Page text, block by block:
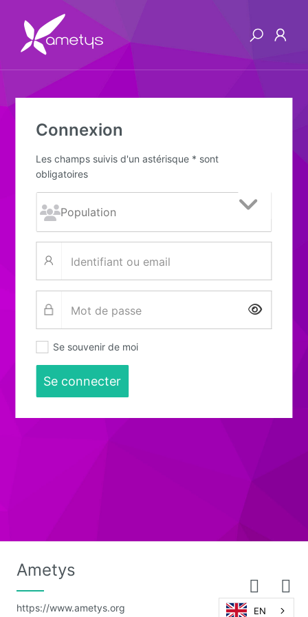
Connexion
Les champs suivis d'un astérisque * sont
obligatoires
Afficher
Se souvenir de moi
Se connecter
Ametys
https://www.ametys.org EN